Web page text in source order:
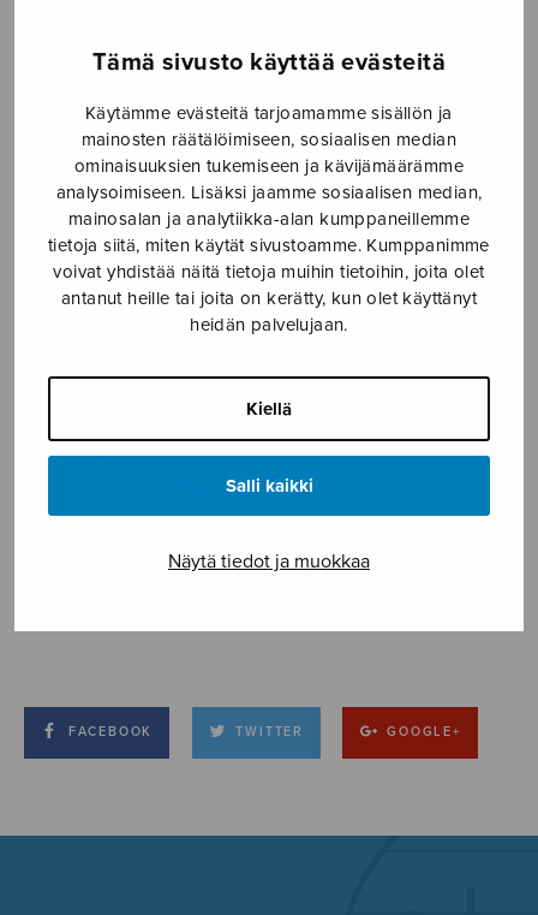
Tämä sivusto käyttää evästeitä
Käytämme evästeitä tarjoamamme sisällön ja
mainosten räätälöimiseen, sosiaalisen median
ominaisuuksien tukemiseen ja kävijämäärämme
analysoimiseen. Lisäksi jaamme sosiaalisen median,
mainosalan ja analytiikka-alan kumppaneillemme
tietoja siitä, miten käytät sivustoamme. Kumppanimme
voivat yhdistää näitä tietoja muihin tietoihin, joita olet
antanut heille tai joita on kerätty, kun olet käyttänyt
heidän palvelujaan.
Kiellä
Salli kaikki
Näytä tiedot ja muokkaa
ILMOITA TAPAHTUMA
Etusivu › Media › Ecce-homo_S3215-1
Ecce-homo_S3215-1
4.6.2026
FACEBOOK TWITTER GOOGLE+